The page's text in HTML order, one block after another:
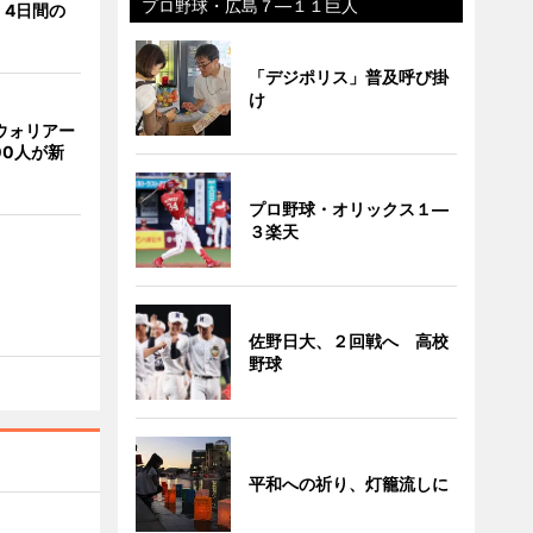
日間の
ォリアー
人が新
プロ野球・広島７―１１巨人
「デジポリス」普及呼び掛
け
プロ野球・オリックス１―
３楽天
佐野日大、２回戦へ 高校
野球
平和への祈り、灯籠流しに